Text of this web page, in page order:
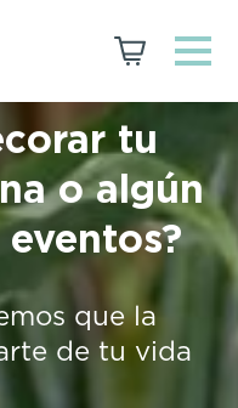
tu
o algún
que la
de tu vida